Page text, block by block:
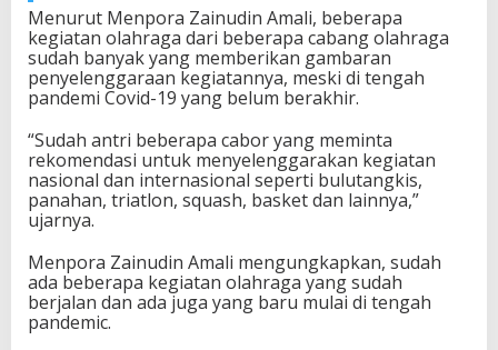
o
h
E
v
e
O
l
a
h
g
a
d
Menurut Menpora Zainudin Amali, beberapa
kegiatan olahraga dari beberapa cabang olahraga
sudah banyak yang memberikan gambaran
penyelenggaraan kegiatannya, meski di tengah
pandemi Covid-19 yang belum berakhir.
“Sudah antri beberapa cabor yang meminta
rekomendasi untuk menyelenggarakan kegiatan
nasional dan internasional seperti bulutangkis,
panahan, triatlon, squash, basket dan lainnya,”
ujarnya.
Menpora Zainudin Amali mengungkapkan, sudah
ada beberapa kegiatan olahraga yang sudah
berjalan dan ada juga yang baru mulai di tengah
pandemic.